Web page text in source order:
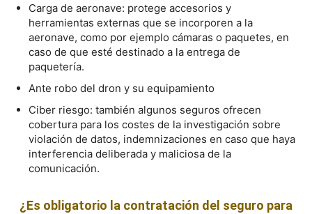
Carga de aeronave: protege accesorios y
herramientas externas que se incorporen a la
aeronave, como por ejemplo cámaras o paquetes, en
caso de que esté destinado a la entrega de
paquetería.
Ante robo del dron y su equipamiento
Ciber riesgo: también algunos seguros ofrecen
cobertura para los costes de la investigación sobre
violación de datos, indemnizaciones en caso que haya
interferencia deliberada y maliciosa de la
comunicación.
¿Es obligatorio la contratación del seguro para